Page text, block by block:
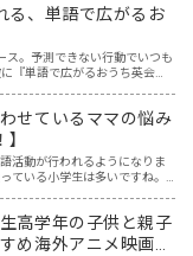
る、単語で広がるお
ス。予測できない行動でいつも
『単語で広がるおうち英会
せているママの悩み
活動が行われるようになりま
ている小学生は多いですね。
高学年の子供と親子
め海外アニメ映画５